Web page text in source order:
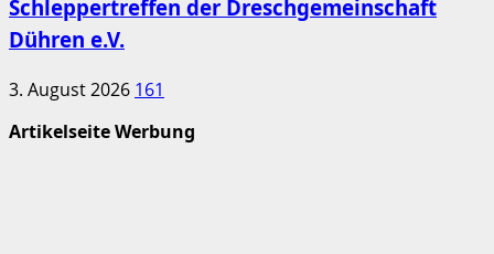
Schleppertreffen der Dreschgemeinschaft
Dühren e.V.
3. August 2026 161
Artikelseite Werbung